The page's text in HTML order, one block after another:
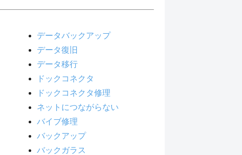
データバックアップ
データ復旧
データ移行
ドックコネクタ
ドックコネクタ修理
ネットにつながらない
バイブ修理
バックアップ
バックガラス